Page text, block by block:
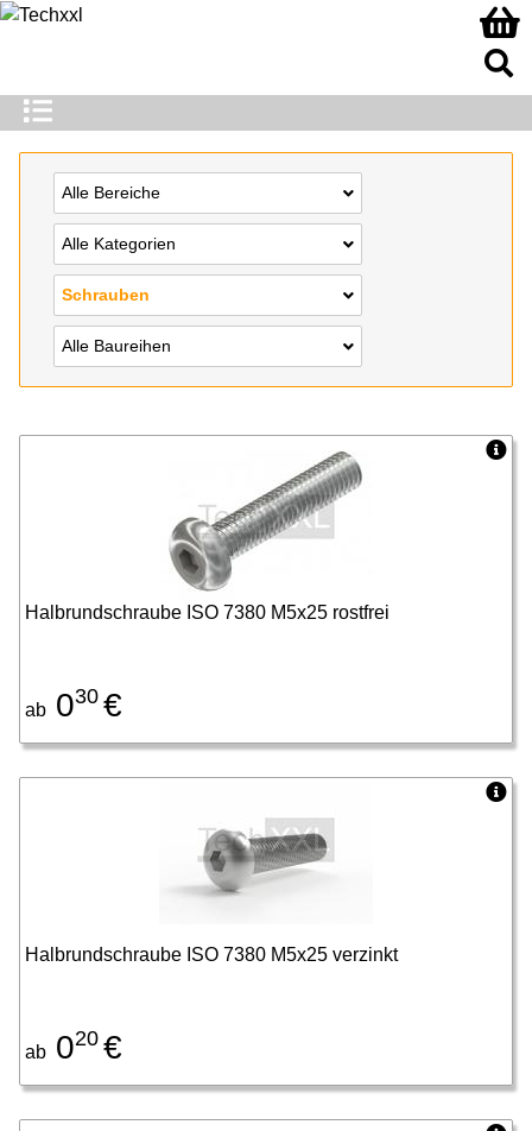
Alle Bereiche
Alle Kategorien
Schrauben
Alle Baureihen
Halbrundschraube ISO 7380 M5x25 rostfrei
ab 030 €
Halbrundschraube ISO 7380 M5x25 verzinkt
ab 020 €